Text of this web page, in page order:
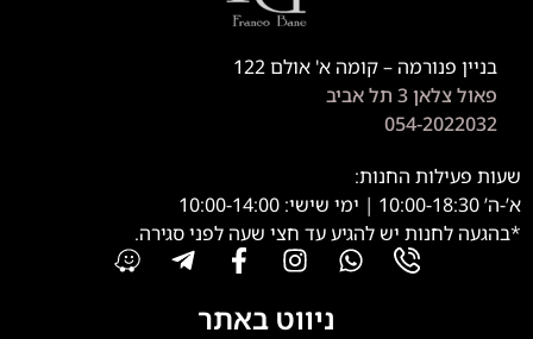
בניין פנורמה – קומה א' אולם 122
פאול צלאן 3 תל אביב
054-2022032
שעות פעילות החנות:
א’-ה’ 10:00-18:30 | ימי שישי: 10:00-14:00
*בהגעה לחנות יש להגיע עד חצי שעה לפני סגירה.
ניווט באתר